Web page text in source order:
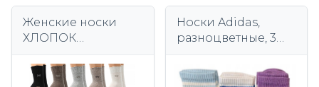
Женские носки
ХЛОПОК
антибактериальны
Носки Adidas,
разноцветные, 3
40.